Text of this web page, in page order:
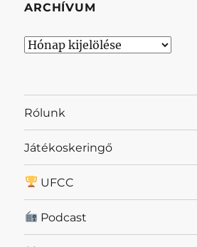
ARCHÍVUM
Archívum
Rólunk
Játékoskeringő
UFCC
Podcast